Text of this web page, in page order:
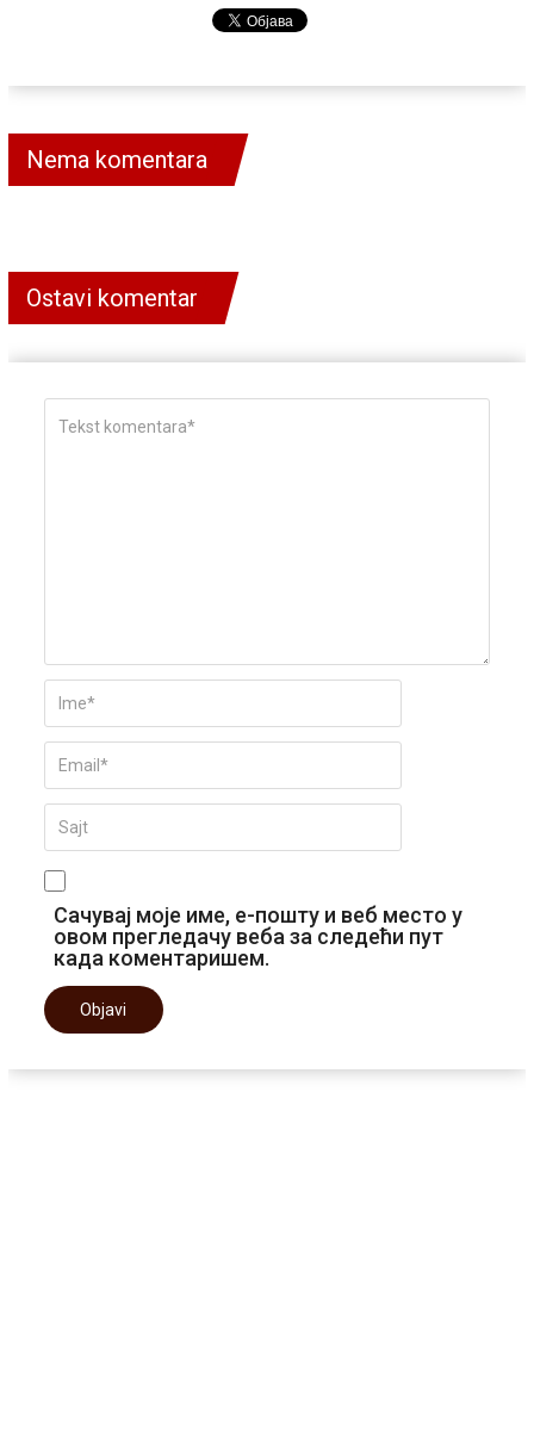
Nema komentara
Ostavi komentar
Сачувај моје име, е-пошту и веб место у
овом прегледачу веба за следећи пут
када коментаришем.